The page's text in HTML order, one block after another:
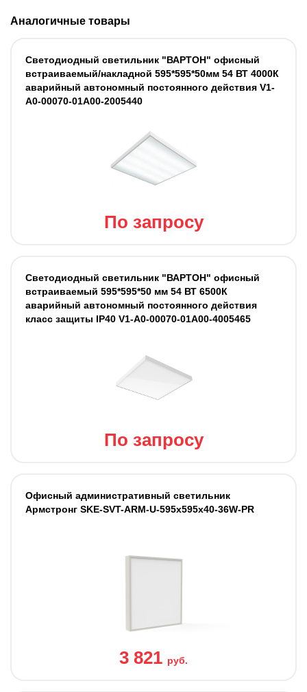
Аналогичные товары
Светодиодный светильник "ВАРТОН" офисный
встраиваемый/накладной 595*595*50мм 54 ВТ 4000К
аварийный автономный постоянного действия V1-
A0-00070-01A00-2005440
По запросу
Светодиодный светильник "ВАРТОН" офисный
встраиваемый 595*595*50 мм 54 ВТ 6500К
аварийный автономный постоянного действия
класс защиты IP40 V1-A0-00070-01A00-4005465
По запросу
Офисный административный светильник
Армстронг SKE-SVT-ARM-U-595x595x40-36W-PR
3 821 руб.